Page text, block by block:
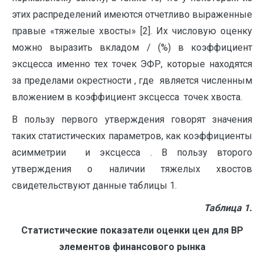
этих распределений имеются отчетливо выраженные
правые «тяжелые хвосты» [2]. Их числовую оценку
можно выразить вкладом / (%) в коэффициент
эксцесса именно тех точек ЭФР, которые находятся
за пределами окрестности , где является численным
вложением в коэффициент эксцесса точек хвоста.
В пользу первого утверждения говорят значения
таких статистических параметров, как коэффициенты
асимметрии и эксцесса . В пользу второго
утверждения о наличии тяжелых хвостов
свидетельствуют данные таблицы 1.
Таблица 1.
Статистические показатели оценки цен для BP
элементов финансового рынка